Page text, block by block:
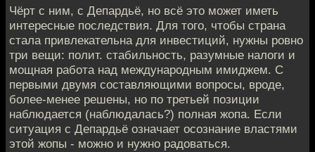
Чёрт с ним, с Депардьё, но всё это может иметь
интересные последствия. Для того, чтобы страна
стала привлекательна для инвестиций, нужны ровно
три вещи: полит. стабильность, разумные налоги и
мощная работа над международным имиджем. С
первыми двумя составляющими вопросы, вроде,
более-менее решены, но по третьей позиции
наблюдается (наблюдалась?) полная жопа. Если
ситуация с Депардьё означает осознание властями
этой жопы - можно и нужно радоваться.